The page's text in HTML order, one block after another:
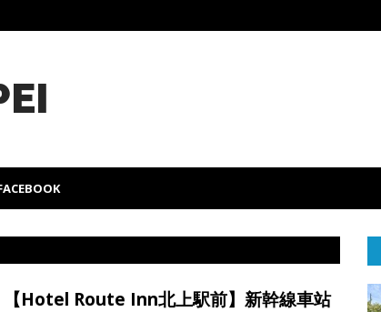
【Hotel Route Inn北上駅前】新幹線車站